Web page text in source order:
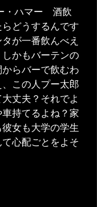
・ハマー　酒飲
どうするんです
が一番飲んべえ
かもバーテンの
らバーで飲むわ
この人プー太郎
丈夫？それでよ
持てるよね？家
女も大学の学生
心配ごとをよそ